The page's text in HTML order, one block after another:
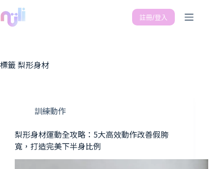
註冊/登入
標籤 梨形身材
訓練動作
梨形身材運動全攻略：5大高效動作改善假胯
寬，打造完美下半身比例